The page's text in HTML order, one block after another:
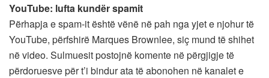
YouTube: lufta kundër spamit
Përhapja e spam-it është vënë në pah nga yjet e njohur të
YouTube, përfshirë Marques Brownlee, siç mund të shihet
në video. Sulmuesit postojnë komente në përgjigje të
përdoruesve për t’i bindur ata të abonohen në kanalet e